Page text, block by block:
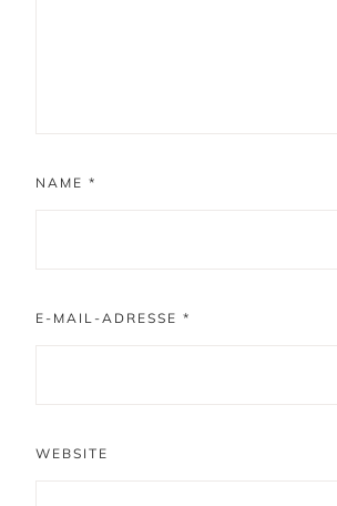
NAME *
E-MAIL-ADRESSE *
WEBSITE